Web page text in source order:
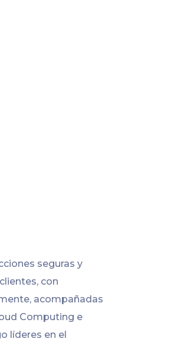
seguras y
con
acompañadas
Computing e
líderes en el